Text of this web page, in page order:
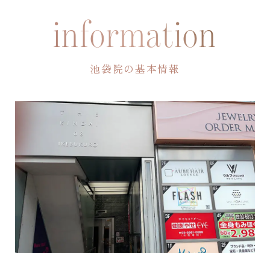
プライバシーポリシーinformation
池袋院の基本情報